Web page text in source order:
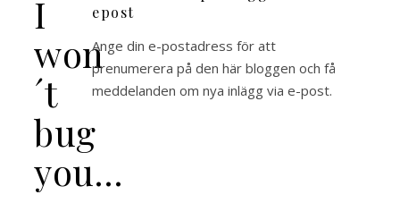
I
won
´t
bug
you…
epost
Ange din e-postadress för att
prenumerera på den här bloggen och få
meddelanden om nya inlägg via e-post.